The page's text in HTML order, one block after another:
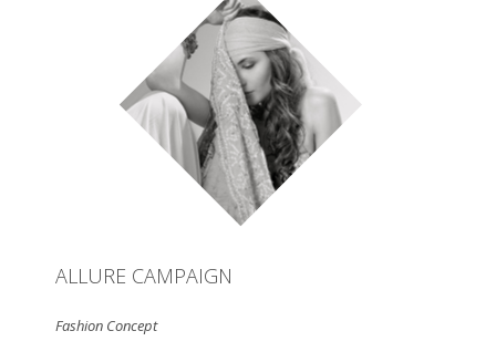
ALLURE CAMPAIGN
Fashion Concept